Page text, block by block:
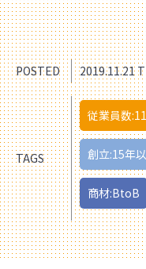
POSTED 2019.11.21
TAGS
従業員数
創立:15年
商材:BtoB